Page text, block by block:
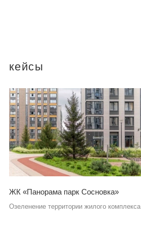
кейсы
ЖК «Панорама парк Сосновка»
Озеленение территории жилого комплекса